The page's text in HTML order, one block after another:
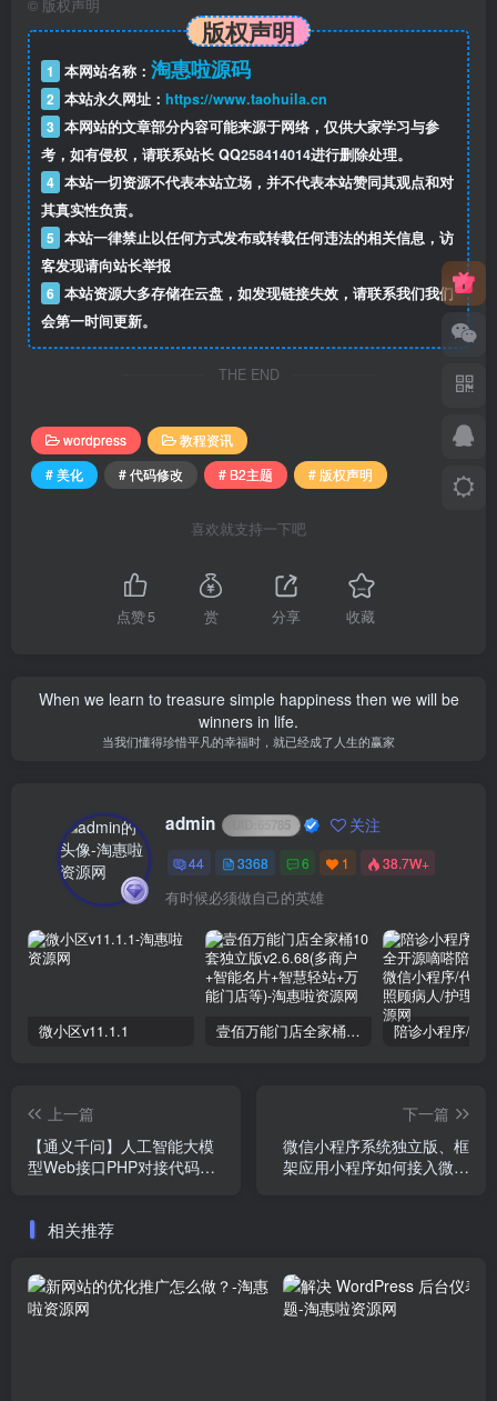
© 版权声明
版权声明
1 本网站名称： 淘惠啦源码
2 本站永久网址： https://www.taohuila.cn
3 本网站的文章部分内容可能来源于网络，仅供大家学习与参
考，如有侵权，请联系站长 QQ258414014进行删除处理。
4 本站一切资源不代表本站立场，并不代表本站赞同其观点和对
其真实性负责。
5 本站一律禁止以任何方式发布或转载任何违法的相关信息，访
客发现请向站长举报
6 本站资源大多存储在云盘，如发现链接失效，请联系我们我们
会第一时间更新。
THE END
wordpress
教程资讯
# 美化
# 代码修改 # B2主题 # 版权声明
喜欢就支持一下吧
点赞5 赏 分享 收藏
When we learn to treasure simple happiness then we will be
winners in life.
当我们懂得珍惜平凡的幸福时，就已经成了人生的赢家
admin 65785 关注
44 3368 6 1 38.7W+
有时候必须做自己的英雄
微小区v11.1.1 壹佰万能门店全家桶10套独立版v2.6.68(​多商户+智能名片+智慧轻站+万能门店等)
上一篇
【通义千问】人工智能大模
型Web接口PHP对接代码源
下一篇
微信小程序系统独立版、框
架应用小程序如何接入微信
相关推荐